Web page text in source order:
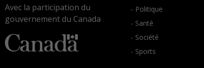
Avec la participation du
gouvernement du Canada
- Politique
- Santé
- Société
- Sports